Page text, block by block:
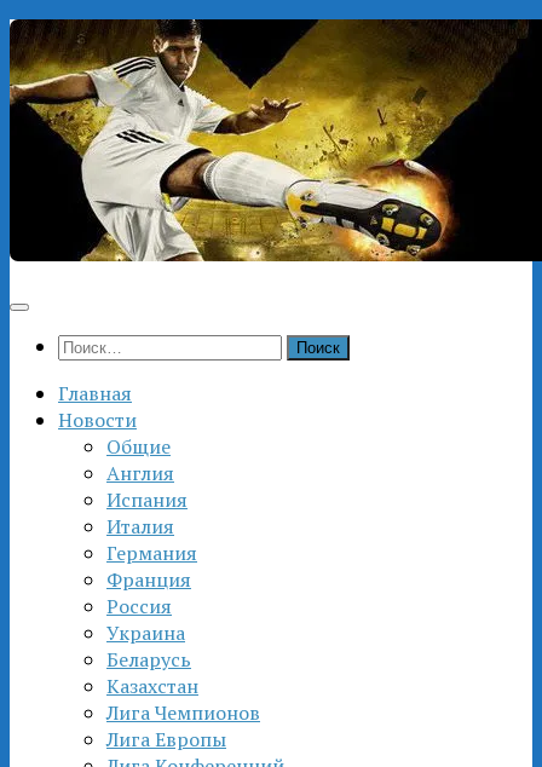
Перейти
к
содержимому
Найти:
Главная
Новости
Общие
Англия
Испания
Италия
Германия
Франция
Россия
Украина
Беларусь
Казахстан
Лига Чемпионов
Лига Европы